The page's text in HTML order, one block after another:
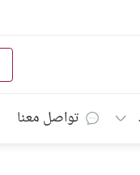
تواصل معنا